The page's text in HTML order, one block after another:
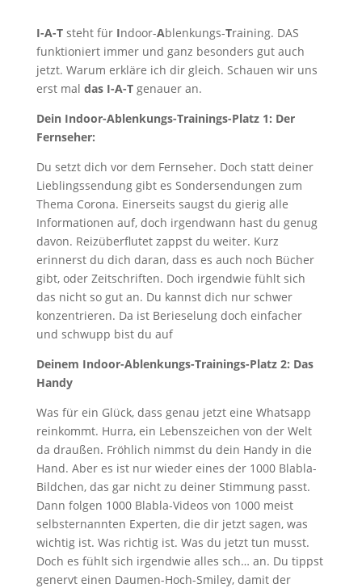
I-A-T steht für Indoor-Ablenkungs-Training. DAS
funktioniert immer und ganz besonders gut auch
jetzt. Warum erkläre ich dir gleich. Schauen wir uns
erst mal das I-A-Tgenauer an.
Dein Indoor-Ablenkungs-Trainings-Platz 1: Der
Fernseher:
Du setzt dich vor dem Fernseher. Doch statt deiner
Lieblingssendung gibt es Sondersendungen zum
Thema Corona. Einerseits saugst du gierig alle
Informationen auf, doch irgendwann hast du genug
davon. Reizüberflutet zappst du weiter. Kurz
erinnerst du dich daran, dass es auch noch Bücher
gibt, oder Zeitschriften. Doch irgendwie fühlt sich
das nicht so gut an. Du kannst dich nur schwer
konzentrieren. Da ist Berieselung doch einfacher
und schwupp bist du auf
Deinem Indoor-Ablenkungs-Trainings-Platz 2: Das
Handy
Was für ein Glück, dass genau jetzt eine Whatsapp
reinkommt. Hurra, ein Lebenszeichen von der Welt
da draußen. Fröhlich nimmst du dein Handy in die
Hand. Aber es ist nur wieder eines der 1000 Blabla-
Bildchen, das gar nicht zu deiner Stimmung passt.
Dann folgen 1000 Blabla-Videos von 1000 meist
selbsternannten Experten, die dir jetzt sagen, was
wichtig ist. Was richtig ist. Was du jetzt tun musst.
Doch es fühlt sich irgendwie alles sch… an. Du tippst
genervt einen Daumen-Hoch-Smiley, damit der